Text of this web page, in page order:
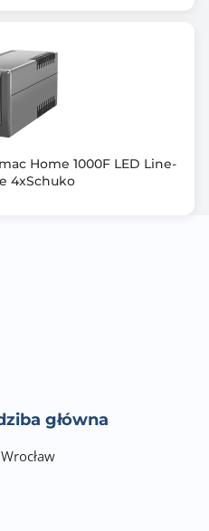
Home 1000F LED Line-
4xSchuko
główna